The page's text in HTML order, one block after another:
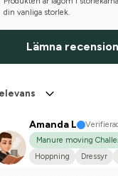
din vanliga storlek.
Lämna recension
Amanda L
Manure moving
Hoppning
Dressyr